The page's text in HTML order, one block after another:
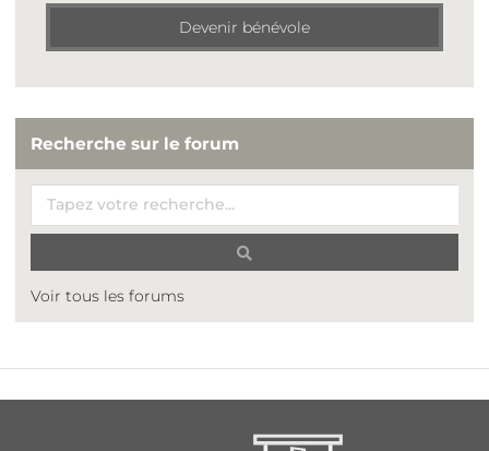
Devenir bénévole
Recherche sur le forum
Voir tous les forums